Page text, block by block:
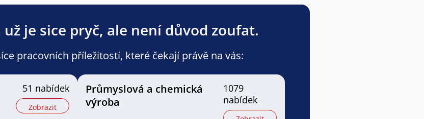
je sice pryč, ale není důvod zoufat.
pracovních příležitostí, které čekají právě na vás:
51 nabídek
Zobrazit
Průmyslová a chemická
výroba
1079
nabídek